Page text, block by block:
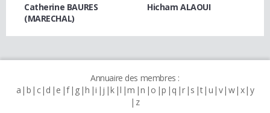
Catherine BAURES
(MARECHAL)
Hicham ALAOUI
Annuaire des membres :
a b c d e f g h i j k l m n o p q r s t u v w x y
z